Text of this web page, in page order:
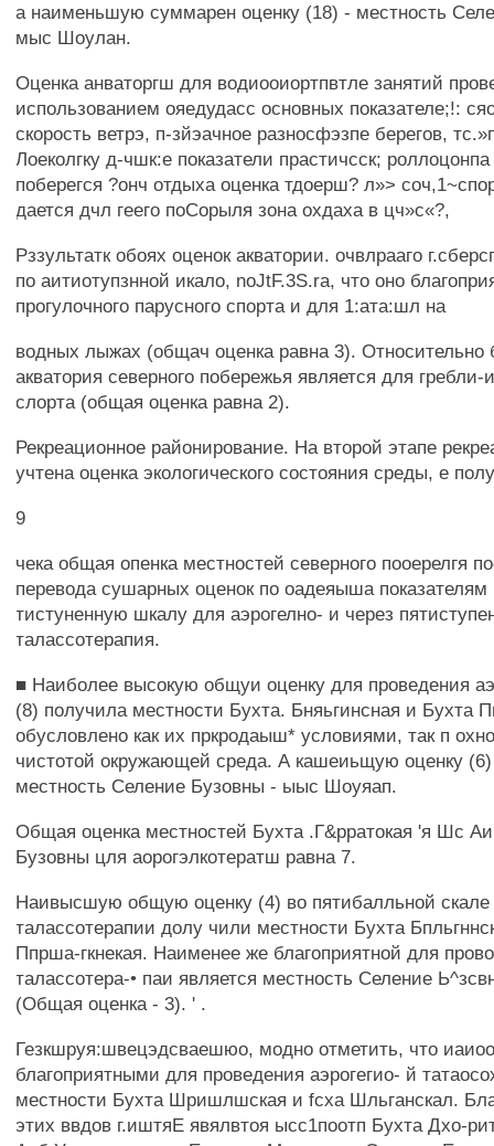
а наименьшую суммарен оценку (18) - местность
мыс Шоулан.
Оценка анваторгш для водиооиортпвтле занятий
использованием ояедудасс основных показателе;!:
скорость ветрэ, п-зйэачное разносфэзпе берегов,
Лоеколгку д-чшк:е показатели прастичсск;
поберегся ?онч отдыха оценка тдоерш? л»>
дается дчл геего поСорыля зона охдаха в цч»с«?,
Рззультатк обоях оценок акватории. очвлрааго
по аитиотупзнной икало, noJtF.3S.ra, что оно
прогулочного парусного спорта и для 1:ата:шл на
водных лыжах (общач оценка равна 3). Относительно
акватория северного побережья является для гребли-
слорта (общая оценка равна 2).
Рекреационное районирование. На второй этапе
учтена оценка экологического состояния среды, е
9
чека общая опенка местностей северного пооерелгя
перевода сушарных оценок по оадеяыша показателям
тистуненную шкалу для аэрогелно- и через
талассотерапия.
■ Наиболее высокую общуи оценку для проведения
(8) получила местности Бухта. Бняьгинсная и Бухта
обусловлено как их пркродаыш* условиями, так п
чистотой окружающей среда. А кашеиьщую оценку
местность Селение Бузовны - ыыс Шоуяап.
Общая оценка местностей Бухта .Г&рратокая 'я Шс
Бузовны цля аорогэлкотератш равна 7.
Наивысшую общую оценку (4) во пятибалльной
талассотерапии долу чили местности Бухта
Ппрша-гкнекая. Наименее же благоприятной для
талассотера-• паи является местность Селение
(Общая оценка - 3). ' .
Гезкшруя:швецэдсваешюо, модно отметить, что
благоприятными для проведения аэрогегио- й
местности Бухта Шришлшская и fcxa Шльганскал.
этих ввдов г.иштяЕ явялвтоя ысс1поотп Бухта Дхо-